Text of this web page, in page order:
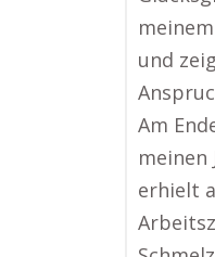
und
Am
meinen
erhielt